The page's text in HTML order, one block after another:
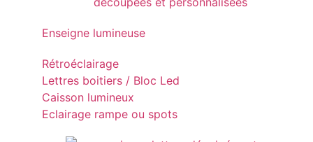
Enseigne lumineuse
Rétroéclairage
Lettres boitiers / Bloc Led
Caisson lumineux
Eclairage rampe ou spots